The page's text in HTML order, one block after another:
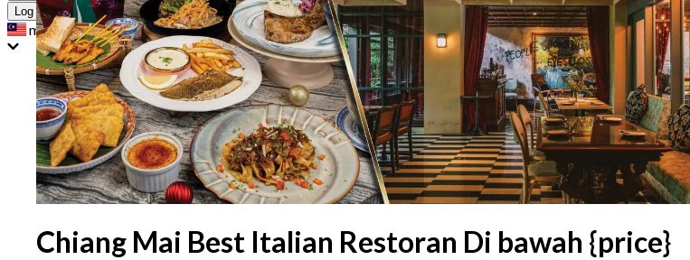
Log Masuk
my
Chiang Mai Best Italian Restoran Di bawah {price}